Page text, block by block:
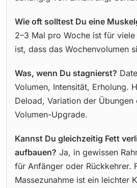
Wie oft solltest Du eine
2–3 Mal pro Woche ist für
ist, dass das Wochenvolumen
Was, wenn Du stagnierst?
Volumen, Intensität, Erholung.
Deload, Variation der
Volumen-Upgrade.
Kannst Du gleichzeitig Fett
aufbauen? Ja, in gewissen
für Anfänger oder Rückkehrer.
Massezunahme ist ein leichter